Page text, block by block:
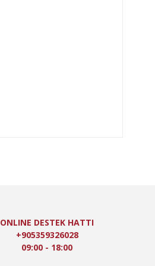
ONLINE DESTEK HATTI
+905359326028
09:00 - 18:00